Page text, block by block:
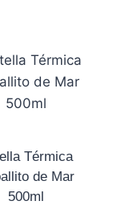
Térmica
de Mar
500ml